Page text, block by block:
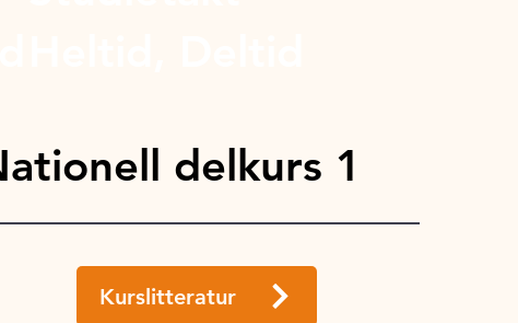
delkurs 1
Kurslitteratur